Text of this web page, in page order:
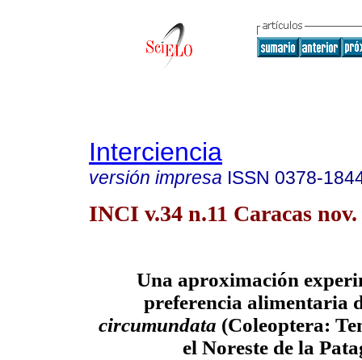
Interciencia
versión impresa ISSN 0378-
INCI v.34 n.11 Caracas nov.
Una aproximación
preferencia alimentaria
circumundata (Coleoptera:
el Noreste de la